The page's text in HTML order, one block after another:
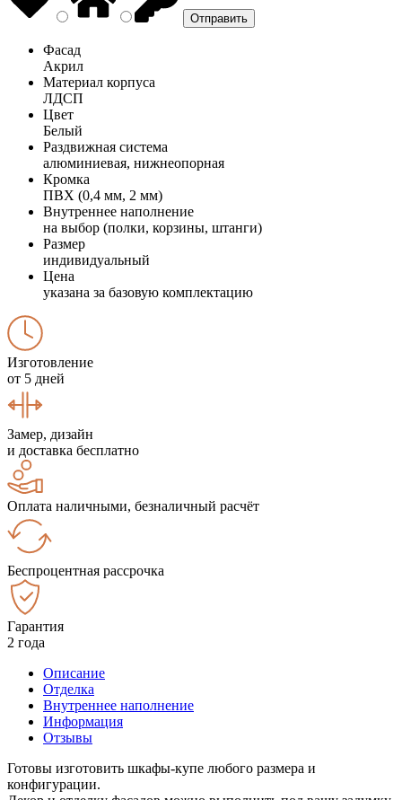
Фасад
Акрил
Материал корпуса
ЛДСП
Цвет
Белый
Раздвижная система
алюминиевая, нижнеопорная
Кромка
ПВХ (0,4 мм, 2 мм)
Внутреннее наполнение
на выбор (полки, корзины, штанги)
Размер
индивидуальный
Цена
указана за базовую комплектацию
Изготовление
от 5 дней
Замер, дизайн
и доставка бесплатно
Оплата наличными, безналичный расчёт
Беспроцентная рассрочка
Гарантия
2 года
Описание
Отделка
Внутреннее наполнение
Информация
Отзывы
Готовы изготовить шкафы-купе любого размера и
конфигурации.